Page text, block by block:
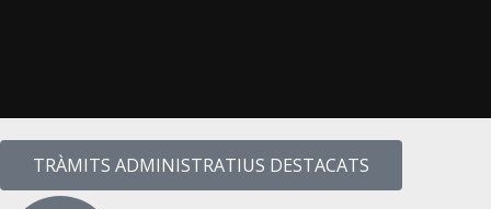
TRÀMITS ADMINISTRATIUS DESTACATS